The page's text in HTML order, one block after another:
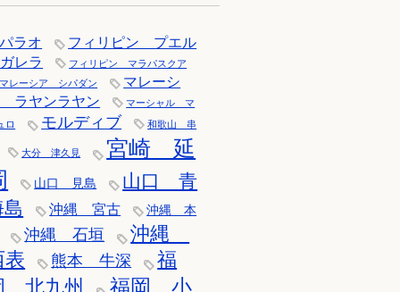
パラオ
フィリピン プエル
ガレラ
フィリピン マラパスクア
マレーシア シパダン
マレーシ
ラヤンラヤン
マーシャル マ
ロ
モルディブ 和歌山 串
大分 津久見
宮崎 延
山口 見島
山口 青
沖縄 宮古
沖縄 本
沖縄 石垣
沖縄
表
熊本 牛深
福
北九州
福岡 小